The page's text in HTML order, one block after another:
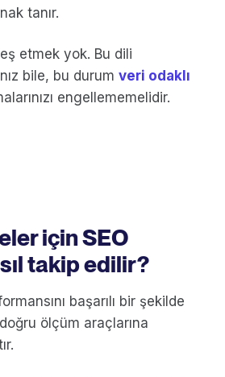
tanır.
etmek yok. Bu dili
bile, bu durum veri odaklı
engellememelidir.
için SEO
takip edilir?
başarılı bir şekilde
ölçüm araçlarına